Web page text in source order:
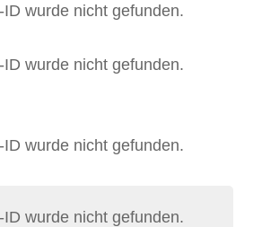
ID wurde nicht gefunden.
ID wurde nicht gefunden.
ID wurde nicht gefunden.
ID wurde nicht gefunden.